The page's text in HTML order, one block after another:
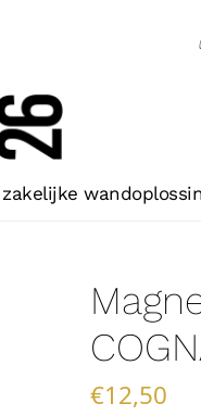
zakelijke
€12,50